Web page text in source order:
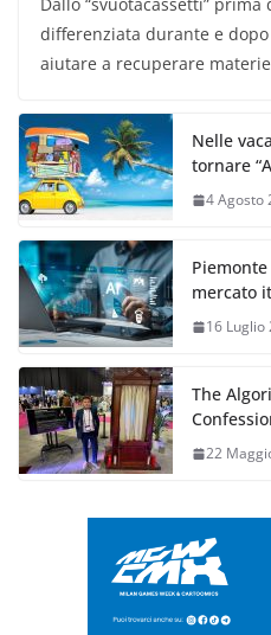
Dallo “svuotacassetti”
differenziata durante e
aiutare a recuperare materie
Nelle
tornare
4 Agosto
mercato
16 Luglio
The
22